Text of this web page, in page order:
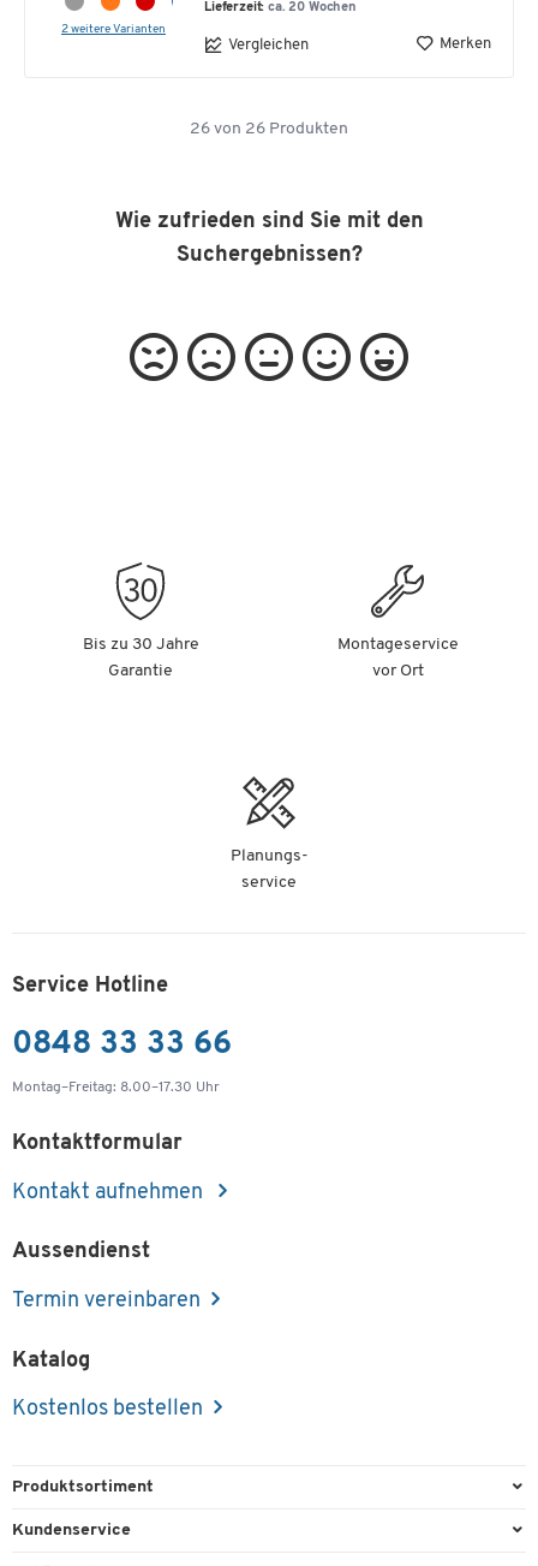
2 weitere Varianten
Lieferzeit:ca. 20 Wochen
Vergleichen Merken
26 von 26 Produkten
Wie zufrieden sind Sie mit den
Suchergebnissen?
Bis zu 30 Jahre
Garantie
Montageservice
vor Ort
Planungs-
service
Service Hotline
0848 33 33 66
Montag–Freitag: 8.00–17.30 Uhr
Kontaktformular
Kontakt aufnehmen
Aussendienst
Termin vereinbaren
Katalog
Kostenlos bestellen
Produktsortiment
Büroausstattung
Kundenservice